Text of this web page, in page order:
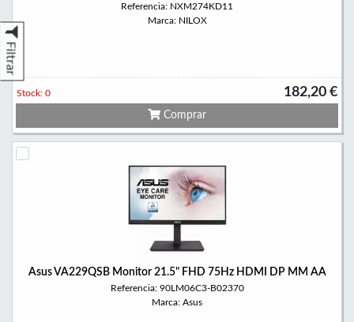
Filtrar
Referencia: NXM274KD11
Marca: NILOX
182,20 €
Stock: 0
Comprar
Asus VA229QSB Monitor 21.5" FHD 75Hz HDMI DP MM AA
Referencia: 90LM06C3-B02370
Marca: Asus